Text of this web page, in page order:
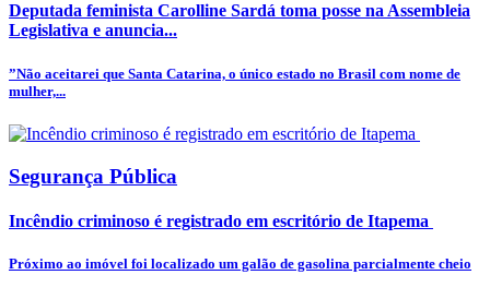
Deputada feminista Carolline Sardá toma posse na Assembleia
Legislativa e anuncia...
”Não aceitarei que Santa Catarina, o único estado no Brasil com nome de
mulher,...
Segurança Pública
Incêndio criminoso é registrado em escritório de Itapema
Próximo ao imóvel foi localizado um galão de gasolina parcialmente cheio